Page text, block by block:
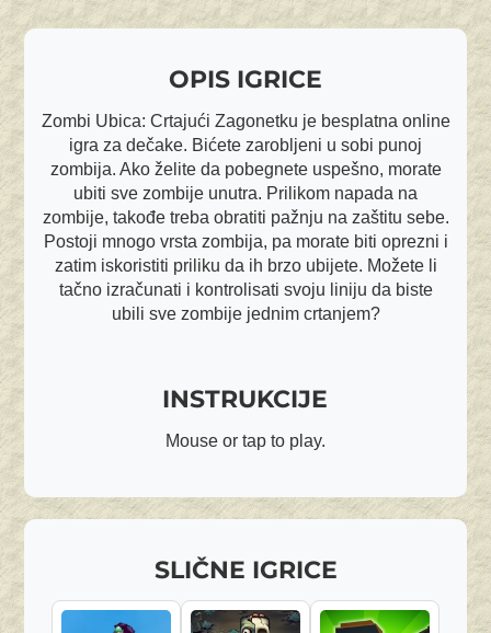
OPIS IGRICE
Zombi Ubica: Crtajući Zagonetku je besplatna online
igra za dečake. Bićete zarobljeni u sobi punoj
zombija. Ako želite da pobegnete uspešno, morate
ubiti sve zombije unutra. Prilikom napada na
zombije, takođe treba obratiti pažnju na zaštitu sebe.
Postoji mnogo vrsta zombija, pa morate biti oprezni i
zatim iskoristiti priliku da ih brzo ubijete. Možete li
tačno izračunati i kontrolisati svoju liniju da biste
ubili sve zombije jednim crtanjem?
INSTRUKCIJE
Mouse or tap to play.
SLIČNE IGRICE